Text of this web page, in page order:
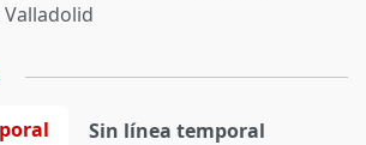
Valladolid
Sin línea temporal